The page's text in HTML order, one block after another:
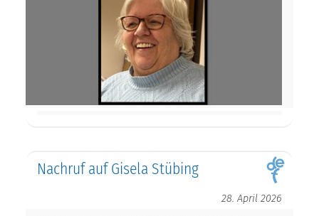
Nachruf auf Gisela Stübing
28. April 2026